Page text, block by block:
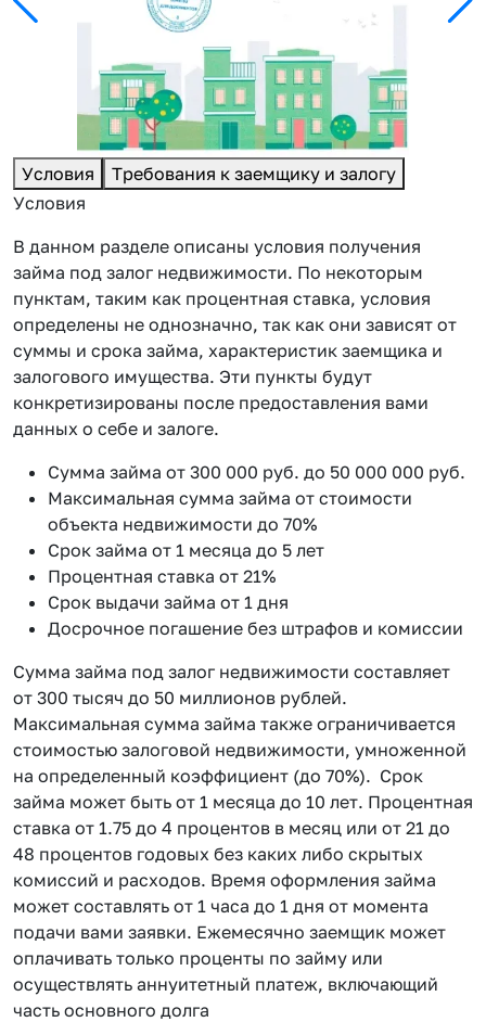
Условия
Требования к заемщику и залогу
Условия
В данном разделе описаны условия получения
займа под залог недвижимости. По некоторым
пунктам, таким как процентная ставка, условия
определены не однозначно, так как они зависят от
суммы и срока займа, характеристик заемщика и
залогового имущества. Эти пункты будут
конкретизированы после предоставления вами
данных о себе и залоге.
Сумма займа от 300 000 руб. до 50 000 000 руб.
Максимальная сумма займа от стоимости
объекта недвижимости до 70%
Срок займа от 1 месяца до 5 лет
Процентная ставка от 21%
Срок выдачи займа от 1 дня
Досрочное погашение без штрафов и комиссии
Сумма займа под залог недвижимости составляет
от 300 тысяч до 50 миллионов рублей.
Максимальная сумма займа также ограничивается
стоимостью залоговой недвижимости, умноженной
на определенный коэффициент (до 70%). Срок
займа может быть от 1 месяца до 10 лет. Процентная
ставка от 1.75 до 4 процентов в месяц или от 21 до
48 процентов годовых без каких либо скрытых
комиссий и расходов. Время оформления займа
может составлять от 1 часа до 1 дня от момента
подачи вами заявки. Ежемесячно заемщик может
оплачивать только проценты по займу или
осуществлять аннуитетный платеж, включающий
часть основного долга